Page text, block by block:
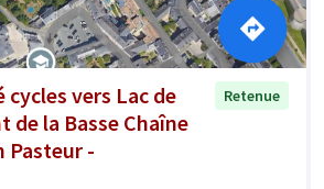
vers Lac de
de la Basse Chaîne
Pasteur -
Retenue